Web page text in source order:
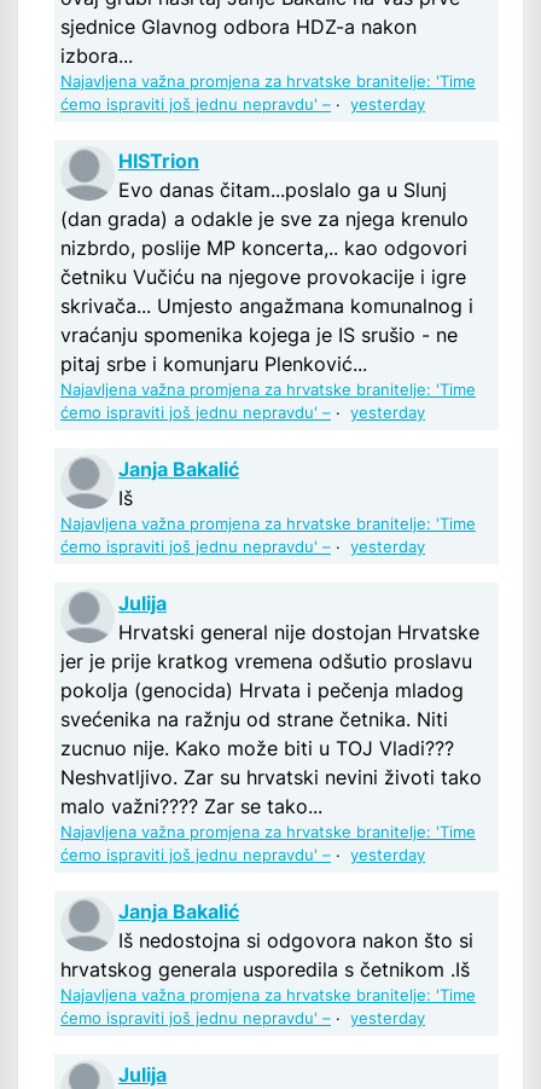
sjednice Glavnog odbora HDZ-a nakon
izbora...
Najavljena važna promjena za hrvatske branitelje: 'Time
ćemo ispraviti još jednu nepravdu' – · yesterday
HISTrion
Evo danas čitam...poslalo ga u Slunj
(dan grada) a odakle je sve za njega krenulo
nizbrdo, poslije MP koncerta,.. kao odgovori
četniku Vučiću na njegove provokacije i igre
skrivača... Umjesto angažmana komunalnog i
vraćanju spomenika kojega je IS srušio - ne
pitaj srbe i komunjaru Plenković...
Najavljena važna promjena za hrvatske branitelje: 'Time
ćemo ispraviti još jednu nepravdu' – · yesterday
Janja Bakalić
Iš
Najavljena važna promjena za hrvatske branitelje: 'Time
ćemo ispraviti još jednu nepravdu' – · yesterday
Julija
Hrvatski general nije dostojan Hrvatske
jer je prije kratkog vremena odšutio proslavu
pokolja (genocida) Hrvata i pečenja mladog
svećenika na ražnju od strane četnika. Niti
zucnuo nije. Kako može biti u TOJ Vladi???
Neshvatljivo. Zar su hrvatski nevini životi tako
malo važni???? Zar se tako...
Najavljena važna promjena za hrvatske branitelje: 'Time
ćemo ispraviti još jednu nepravdu' – · yesterday
Janja Bakalić
Iš nedostojna si odgovora nakon što si
hrvatskog generala usporedila s četnikom .Iš
Najavljena važna promjena za hrvatske branitelje: 'Time
ćemo ispraviti još jednu nepravdu' – · yesterday
Julija